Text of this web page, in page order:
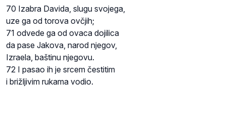
70 Izabra Davida, slugu svojega,
uze ga od torova ovčjih;
71 odvede ga od ovaca dojilica
da pase Jakova, narod njegov,
Izraela, baštinu njegovu.
72 I pasao ih je srcem čestitim
i brižljivim rukama vodio.